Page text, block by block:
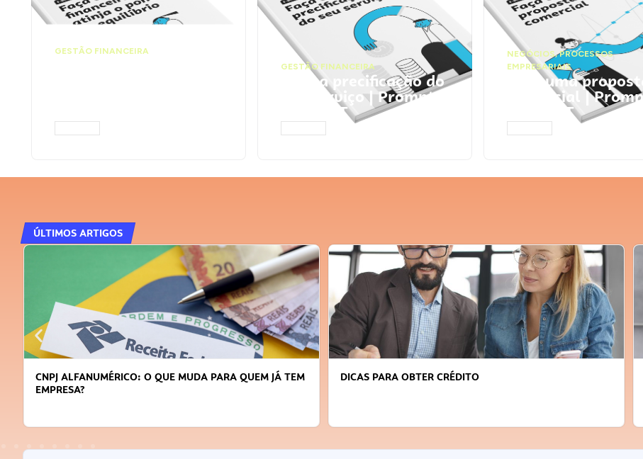
GESTÃO FINANCEIRA
GESTÃO FINANCEIRA
Faça a precificação do
seu serviço | Prompts
ChatGPT
NEGÓCIOS,PROCESSOS
EMPRESARIAIS
Faça uma proposta
comercial |
ChatGPT
ÚLTIMOS ARTIGOS
CNPJ ALFANUMÉRICO: O QUE MUDA PARA QUEM JÁ TEM
EMPRESA?
DICAS PARA OBTER CRÉDITO